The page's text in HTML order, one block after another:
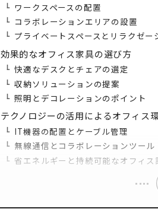
ワークスペースの配置
コラボレーションエリアの設置
プライベートスペースとリラクゼー
効果的なオフィス家具の選び方
快適なデスクとチェアの選定
収納ソリューションの提案
照明とデコレーションのポイント
テクノロジーの活用によるオフィス
IT機器の配置とケーブル管理
無線通信とコラボレーションツール
省エネルギーと持続可能なオフィス